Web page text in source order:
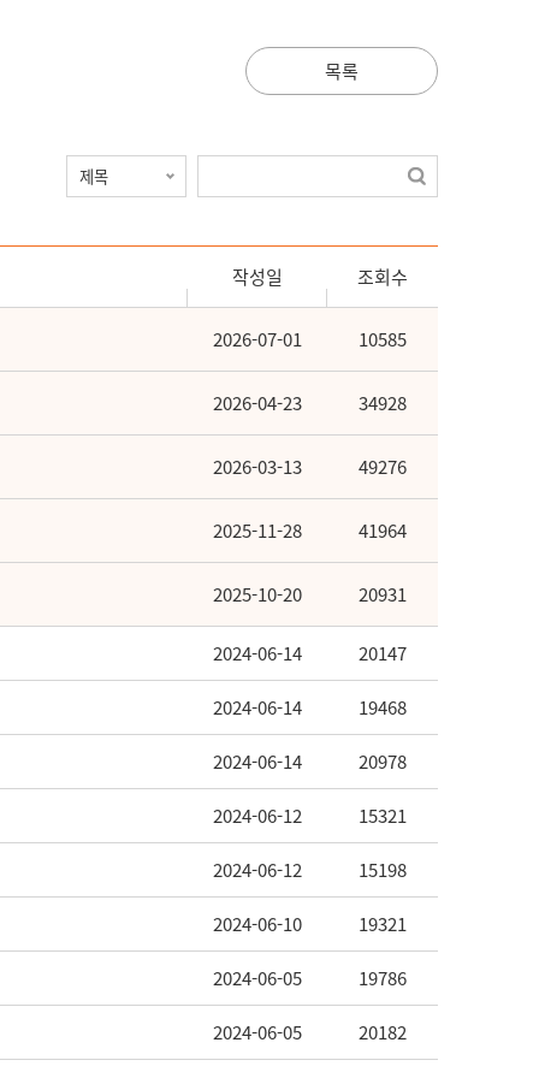
목록
작성일 조회수
2026-07-01 10585
2026-04-23 34928
2026-03-13 49276
2025-11-28 41964
2025-10-20 20931
2024-06-14 20147
2024-06-14 19468
2024-06-14 20978
2024-06-12 15321
2024-06-12 15198
2024-06-10 19321
2024-06-05 19786
2024-06-05 20182